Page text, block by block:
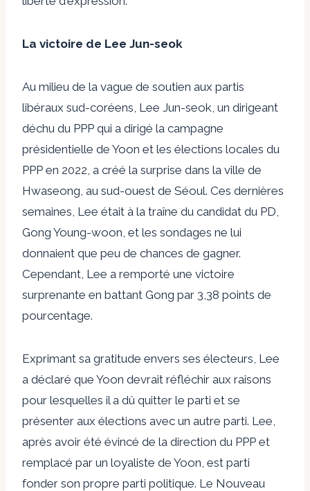
La victoire de Lee Jun-seok
Au milieu de la vague de soutien aux partis
libéraux sud-coréens, Lee Jun-seok, un dirigeant
déchu du PPP qui a dirigé la campagne
présidentielle de Yoon et les élections locales du
PPP en 2022, a créé la surprise dans la ville de
Hwaseong, au sud-ouest de Séoul. Ces dernières
semaines, Lee était à la traîne du candidat du PD,
Gong Young-woon, et les sondages ne lui
donnaient que peu de chances de gagner.
Cependant, Lee a remporté une victoire
surprenante en battant Gong par 3,38 points de
pourcentage.
Exprimant sa gratitude envers ses électeurs, Lee
a déclaré que Yoon devrait réfléchir aux raisons
pour lesquelles il a dû quitter le parti et se
présenter aux élections avec un autre parti. Lee,
après avoir été évincé de la direction du PPP et
remplacé par un loyaliste de Yoon, est parti
fonder son propre parti politique. Le Nouveau